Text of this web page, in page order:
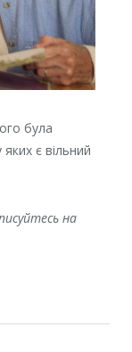
була
є вільний
на